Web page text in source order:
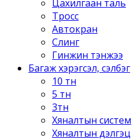
Цахилгаан таль
Тросс
Автокран
Слинг
Гинжин тэнжээ
Багаж хэрэгсэл, сэлбэг
10 тн
5 тн
3тн
Хяналтын систем
Хяналтын дэлгэц